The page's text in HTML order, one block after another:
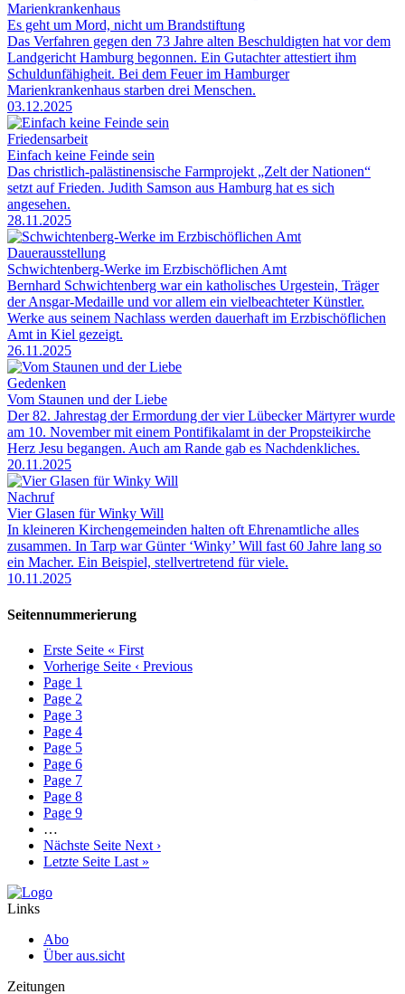
Marienkrankenhaus
Es geht um Mord, nicht um Brandstiftung
Das Verfahren gegen den 73 Jahre alten Beschuldigten hat vor dem
Landgericht Hamburg begonnen. Ein Gutachter attestiert ihm
Schuldunfähigheit. Bei dem Feuer im Hamburger
Marienkrankenhaus starben drei Menschen.
03.12.2025
Friedensarbeit
Einfach keine Feinde sein
Das christlich-palästinensische Farmprojekt „Zelt der Nationen“
setzt auf Frieden. Judith Samson aus Hamburg hat es sich
angesehen.
28.11.2025
Dauerausstellung
Schwichtenberg-Werke im Erzbischöflichen Amt
Bernhard Schwichtenberg war ein katholisches Urgestein, Träger
der Ansgar-Medaille und vor allem ein vielbeachteter Künstler.
Werke aus seinem Nachlass werden dauerhaft im Erzbischöflichen
Amt in Kiel gezeigt.
26.11.2025
Gedenken
Vom Staunen und der Liebe
Der 82. Jahrestag der Ermordung der vier Lübecker Märtyrer wurde
am 10. November mit einem Pontifikalamt in der Propsteikirche
Herz Jesu begangen. Auch am Rande gab es Nachdenkliches.
20.11.2025
Nachruf
Vier Glasen für Winky Will
In kleineren Kirchengemeinden halten oft Ehrenamtliche alles
zusammen. In Tarp war Günter ‘Winky’ Will fast 60 Jahre lang so
ein Macher. Ein Beispiel, stellvertretend für viele.
10.11.2025
Seitennummerierung
Erste Seite « First
Vorherige Seite ‹ Previous
Page 1
Page 2
Page 3
Page 4
Page 5
Page 6
Page 7
Page 8
Page 9
…
Nächste Seite Next ›
Letzte Seite Last »
Links
Abo
Über aus.sicht
Zeitungen